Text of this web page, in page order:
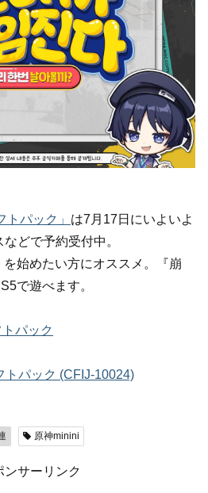
トパック」 は7月17日にいよいよ
どで予約受付中。
始めたい方にオススメ。『崩
で遊べます。
パック
トパック (CFIJ-10024)
原神minini
ンサーリンク